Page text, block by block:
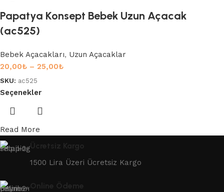
Papatya Konsept Bebek Uzun Açacak
(ac525)
Bebek Açacakları, Uzun Açacaklar
20,00₺ – 25,00₺
SKU: ac525
Seçenekler
Read More
1500 Lira Üzeri Ücretsiz Kargo